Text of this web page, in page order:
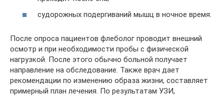
судорожных подергиваний мышц в ночное время.
После опроса пациентов флеболог проводит внешний
осмотр и при необходимости пробы с физической
нагрузкой. После этого обычно больной получает
направление на обследование. Также врач дает
рекомендации по изменению образа жизни, составляет
примерный план лечения. По результатам УЗИ,